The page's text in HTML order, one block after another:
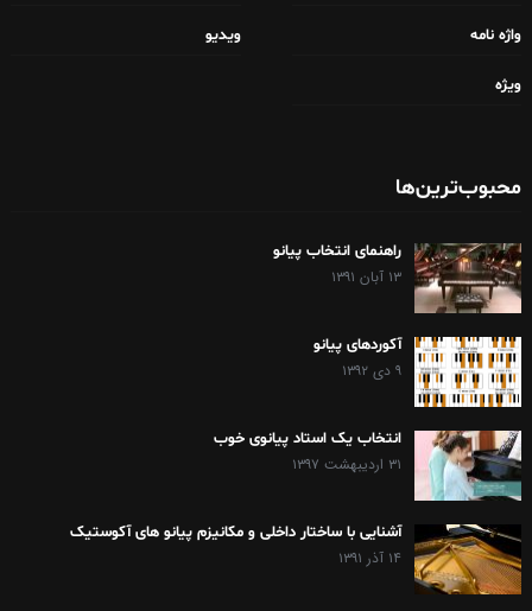
واژه نامه ویدیو
ویژه
محبوب‌ترین‌ها
راهنمای انتخاب پیانو
۱۳ آبان ۱۳۹۱
آکوردهای پیانو
۹ دی ۱۳۹۲
انتخاب یک استاد پیانوی خوب
۳۱ اردیبهشت ۱۳۹۷
آشنایی با ساختار داخلی و مکانیزم پیانو های آکوستیک
۱۴ آذر ۱۳۹۱